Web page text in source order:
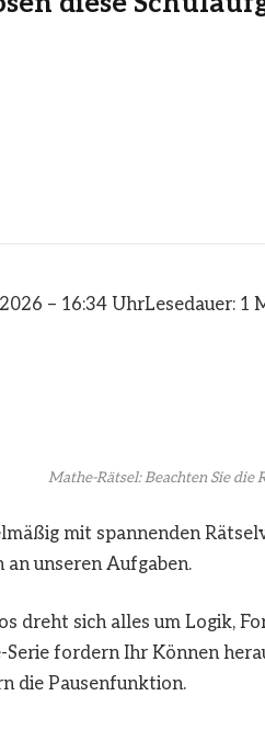
– 16:34 UhrLesedauer: 1
Mathe-Rätsel: Beachten Sie die
mit spannenden
unseren Aufgaben.
dreht sich alles um Logik,
fordern Ihr Können
die Pausenfunktion.